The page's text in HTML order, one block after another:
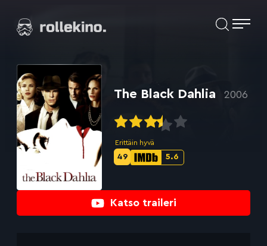
suoraan
Elokuvat ja elokuva-arviot | Rollekino.fi
jälkeen.
Katso traileri
The Black Dahlia 2006
Erittäin hyvä
IMDb-
5.6
Metascore-
49